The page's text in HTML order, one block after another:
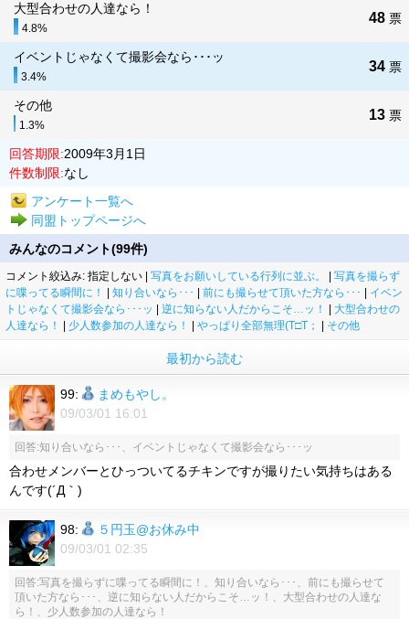
大型合わせの人達なら！
4.8%
48 票
イベントじゃなくて撮影会なら･･･ッ
3.4%
34 票
その他
1.3%
13 票
回答期限:2009年3月1日
件数制限:なし
アンケート一覧へ
同盟トップページへ
みんなのコメント(99件)
コメント絞込み: 指定しない | 写真をお願いしている行列に並ぶ。
写真を撮らず
に喋ってる瞬間に！
知り合いなら･･･ 前にも撮らせて頂いた方なら･･･
イベン
トじゃなくて撮影会なら･･･ッ
逆に知らない人だからこそ…ッ！
大型合わせの
人達なら！
少人数参加の人達なら！ やっぱり全部無理(T□T； その他
最初から読む
99:
まめもやし。
09/03/01 16:01
回答:知り合いなら･･･、イベントじゃなくて撮影会なら･･･ッ
合わせメンバーとひっついてるチキンですが撮りたい気持ちはある
んです(´Д｀)
98:
５円玉@お休み中
09/03/01 02:35
回答:写真を撮らずに喋ってる瞬間に！、知り合いなら･･･、前にも撮らせて
頂いた方なら･･･、逆に知らない人だからこそ…ッ！、大型合わせの人達な
ら！、少人数参加の人達なら！